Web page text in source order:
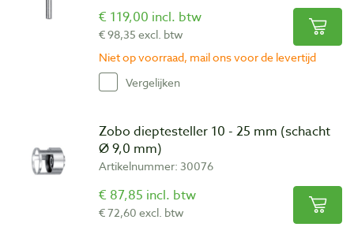
€ 119,00 incl. btw
€ 98,35 excl. btw
Niet op voorraad, mail ons voor de levertijd
Vergelijken
Zobo dieptesteller 10 - 25 mm (schacht
Ø 9,0 mm)
Artikelnummer: 30076
€ 87,85 incl. btw
€ 72,60 excl. btw